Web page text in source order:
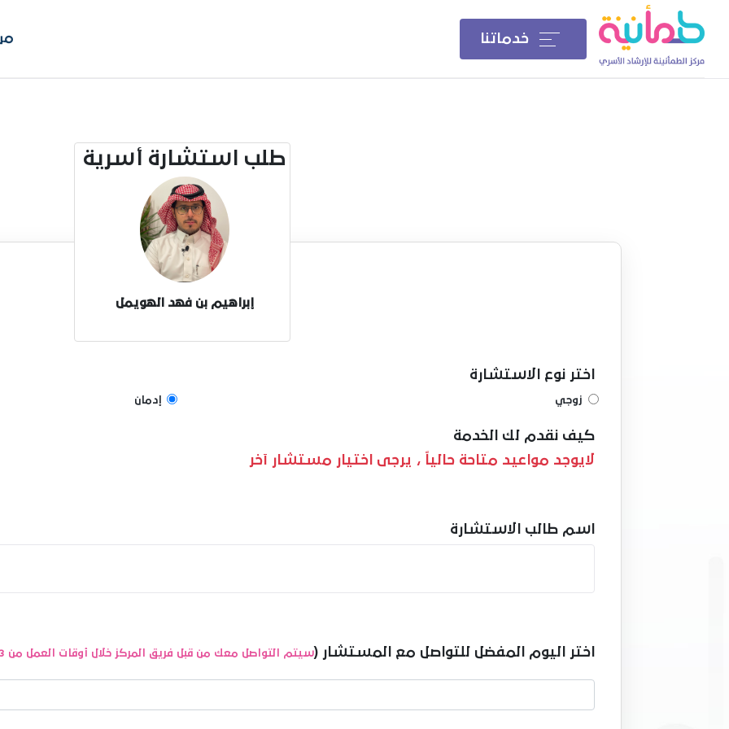
خدماتنا
طلب استشارة أسرية
إبراهيم بن فهد الهويمل
اختر نوع الاستشارة
زوجي إدمان
كيف نقدم لك الخدمة
لايوجد مواعيد متاحة حالياً ، يرجى اختيار مستشار آخر
اسم طالب الاستشارة
اختر اليوم المفضل للتواصل مع المستشار ( سيتم التواصل معك من قبل فريق المركز خلال أوقات العمل من 3م حتى 8م عبر الواتساب لتأكيد الموعد